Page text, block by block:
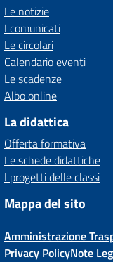
Le notizie
I comunicati
Le circolari
Calendario eventi
Le scadenze
Albo online
La didattica
Offerta formativa
Le schede didattiche
I progetti delle classi
Mappa del sito
Amministrazione
Privacy PolicyNote